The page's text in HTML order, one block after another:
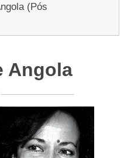
(Pós
Angola